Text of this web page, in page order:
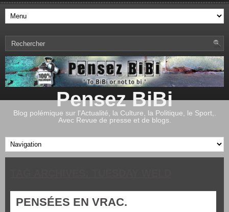
Pensez BiBi
Blog polémique sur l'Actualité, la Culture, la Politique, le Sport,.
Avec Revue de presse et de blogs.
PENSÉES EN VRAC.